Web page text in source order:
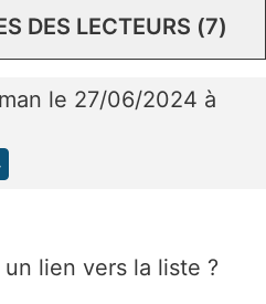
DES LECTEURS (7)
le 27/06/2024 à
lien vers la liste ?